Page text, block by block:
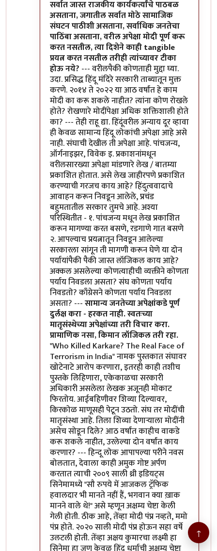
सर्वात जास्त राजकीय कार्यकर्त्यांचे पाठबळ
असताना, जगातील सर्वात मोठे सामाजिक
संघटन पाठीशी असताना, सर्वाधिक जनतेचा
पाठिंबा असताना, वरील अपेक्षा मोदी पूर्ण करू
करत नसतील, त्या दिशेने काही tangible
प्रयत्न करत नसतील तरीही त्यांच्यावर टीका
होऊ नये? --- वरीलपैकी कोणताही मुद्दा घ्या.
उदा. प्रसिद्ध हिंदू मंदिरे सरकारी ताब्यातून मुक्त
करणे. २०१४ ते २०२२ या आठ वर्षांत हे काम
मोदी का करू शकले नाहीत? त्यांना कोण रोखले
होते? रोखणारे मोदींपेक्षा अधिक शक्तिशाली होते
का? --- तेही राहू द्या. हिंदूंवरील अन्याय दूर व्हावा
ही केवळ सामान्य हिंदू लोकांची अपेक्षा आहे असे
नाही. संघाची देखील ती अपेक्षा आहे. पांचजन्य,
ऑर्गनाइझर, विवेक इ. प्रकाशनांमधून
वरीलसारख्या अपेक्षा मांडणारे लेख / बातम्या
प्रकाशित होतात. असे लेख जाहीरपणे प्रकाशित
करण्याची गरजच काय आहे? हिंदुत्ववादाचे
आवाहन करून निवडून आलेले, प्रचंड
बहुमतातील सरकार तुमचे आहे. अश्या
परिस्थितीत - १. पांचजन्य मधून लेख प्रकाशित
करून मागण्या करत बसणे, रडगाणे गात बसणे
२. आपल्याच प्रयत्नातून निवडून आलेल्या
सरकारला सांगून ती मागणी करून घेणे या दोन
पर्यायांपैकी पैकी जास्त लॉजिकल काय आहे?
अक्कल असलेल्या कोणत्याहीची व्यक्तीने कोणता
पर्याय निवडला असता? संघ कोणता पर्याय
निवडतो? काँग्रेसने कोणता पर्याय निवडला
असता? ---सामान्य जनतेच्या अपेक्षांकडे पूर्ण
दुर्लक्ष करा - हरकत नाही. स्वतःच्या
मातृसंस्थेच्या अपेक्षांच्या तरी विचार करा.
प्रामाणिक नसा, किमान लॉजिकल तरी रहा.
"Who Killed Karkare? The Real Face of
Terrorism in India" नामक पुस्तकात संघावर
खोटेनाटे आरोप करणारा, इतरही काही तशीच
पुस्तके लिहिणारा, एकेकाळचा सरकारी
अधिकारी असलेला लेखक अजूनही मोकाट
फिरतोय. आईबहिणीवर शिव्या दिल्यावर,
किरकोळ माणूसही पेटून उठतो. संघ तर मोदींची
मातृसंस्था आहे. तिला शिव्या देणाऱ्याला मोदींनी
असेच सोडून दिले? आठ वर्षांत काहीच वाकडे
करू शकले नाहीत, उरलेल्या दोन वर्षांत काय
करणार? --- हिन्दू लोक आपापल्या परीने नवस
बोलतात, देवाला काही अमुक गोष्ट अर्पण
करतात त्याची २००९ साली थ्री इडियट्स
सिनेमामध्ये "सौ रुपये में आजकल ट्रॅफिक
हवालदार भी मानते नहीं हैं, भगवान क्या ख़ाक
मानने वाले थे!" असे म्हणून अक्षम्य चेष्टा केली
गेली होती. ठीक आहे, तेंव्हा मोदी पंप्र नव्हते, ममो
पंप्र होते. २०२० साली मोदी पंप्र होऊन सहा वर्षे
उलटली होती. तेंव्हा अक्षय कुमारचा लक्ष्मी हा ↑